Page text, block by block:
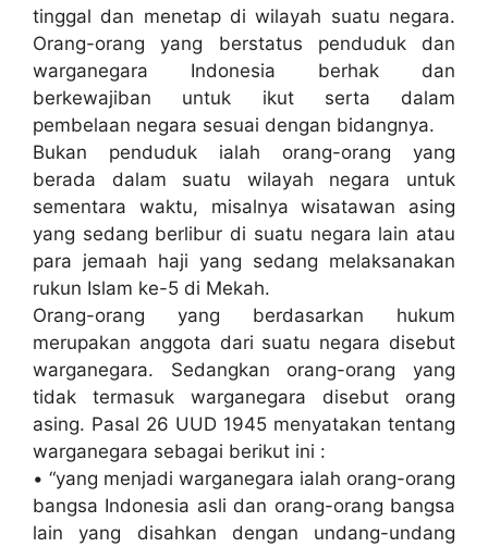
tinggal dan menetap di wilayah suatu negara.
Orang-orang yang berstatus penduduk dan
warganegara Indonesia berhak dan
berkewajiban untuk ikut serta dalam
pembelaan negara sesuai dengan bidangnya.
Bukan penduduk ialah orang-orang yang
berada dalam suatu wilayah negara untuk
sementara waktu, misalnya wisatawan asing
yang sedang berlibur di suatu negara lain atau
para jemaah haji yang sedang melaksanakan
rukun Islam ke-5 di Mekah.
Orang-orang yang berdasarkan hukum
merupakan anggota dari suatu negara disebut
warganegara. Sedangkan orang-orang yang
tidak termasuk warganegara disebut orang
asing. Pasal 26 UUD 1945 menyatakan tentang
warganegara sebagai berikut ini :
• “yang menjadi warganegara ialah orang-orang
bangsa Indonesia asli dan orang-orang bangsa
lain yang disahkan dengan undang-undang